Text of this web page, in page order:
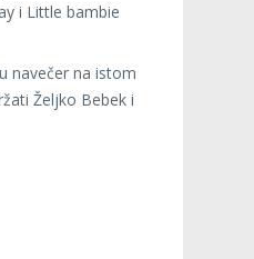
i Little bambie
navečer na istom
Željko Bebek i